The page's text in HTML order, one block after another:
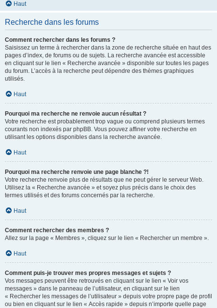
Haut
Recherche dans les forums
Comment rechercher dans les forums ?
Saisissez un terme à rechercher dans la zone de recherche située en haut des
pages d’index, de forums ou de sujets. La recherche avancée est accessible
en cliquant sur le lien « Recherche avancée » disponible sur toutes les pages
du forum. L’accès à la recherche peut dépendre des thèmes graphiques
utilisés.
Haut
Pourquoi ma recherche ne renvoie aucun résultat ?
Votre recherche est probablement trop vague ou comprend plusieurs termes
courants non indexés par phpBB. Vous pouvez affiner votre recherche en
utilisant les options disponibles dans la recherche avancée.
Haut
Pourquoi ma recherche renvoie une page blanche ?!
Votre recherche renvoie plus de résultats que ne peut gérer le serveur Web.
Utilisez la « Recherche avancée » et soyez plus précis dans le choix des
termes utilisés et des forums concernés par la recherche.
Haut
Comment rechercher des membres ?
Allez sur la page « Membres », cliquez sur le lien « Rechercher un membre ».
Haut
Comment puis-je trouver mes propres messages et sujets ?
Vos messages peuvent être retrouvés en cliquant sur le lien « Voir vos
messages » dans le panneau de l’utilisateur, en cliquant sur le lien
« Rechercher les messages de l’utilisateur » depuis votre propre page de profil
ou bien en cliquant sur le lien « Accès rapide » depuis n’importe quelle page